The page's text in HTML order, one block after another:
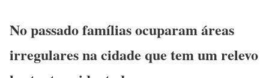
No passado famílias ocuparam áreas
irregulares na cidade que tem um relevo